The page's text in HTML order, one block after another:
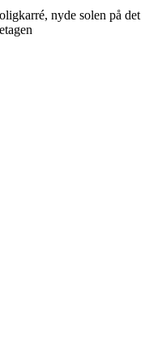
nyde solen på det